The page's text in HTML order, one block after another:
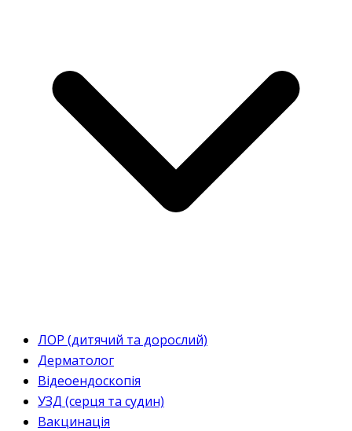
ЛОР (дитячий та дорослий)
Дерматолог
Відеоендоскопія
УЗД (серця та судин)
Вакцинація